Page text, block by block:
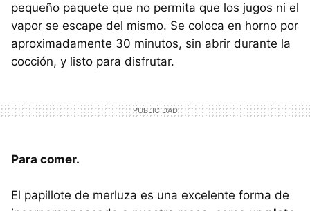
pequeño paquete que no permita que los jugos ni el
vapor se escape del mismo. Se coloca en horno por
aproximadamente 30 minutos, sin abrir durante la
cocción, y listo para disfrutar.
Para comer.
El papillote de merluza es una excelente forma de